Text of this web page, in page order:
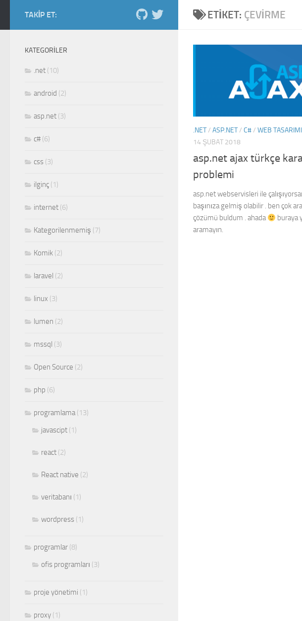
Skip to content
Salih Kiraz blog
ETIKET: ÇEVIRME
.NET/ ASP.NET/ C#/ WEB TASARIMI
14 ŞUBAT 2018
asp.net ajax türkçe
problemi
asp.net webservisleri ile
başınıza gelmiş olabilir . ben çok
çözümü buldum . ahada
buraya
aramayın.
TAKIP ET:
KATEGORILER
.net (10)
android (2)
asp.net (3)
c# (6)
css (3)
ilginç (1)
internet (6)
Kategorilenmemiş (7)
Komik (2)
laravel (2)
linux (3)
lumen (2)
mssql (3)
Open Source (2)
php (6)
programlama(13)
javascipt (1)
react (2)
React native (2)
veritabanı (1)
wordpress (1)
programlar (8)
ofis programları (3)
proje yönetimi (1)
proxy (1)